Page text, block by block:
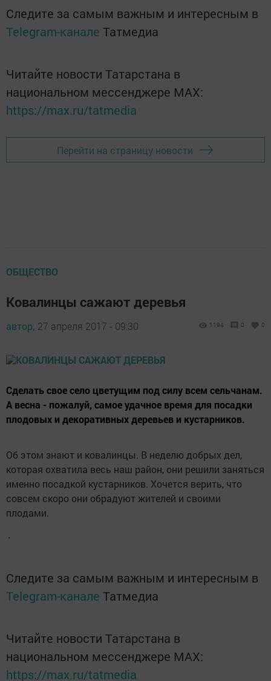
Следите за самым важным и интересным в
Telegram-канале Татмедиа
Читайте новости Татарстана в
национальном мессенджере MАХ:
https://max.ru/tatmedia
Перейти на страницу новости
ОБЩЕСТВО
Ковалинцы сажают деревья
автор, 27 апреля 2017 - 09:30 1194 0 0
Сделать свое село цветущим под силу всем сельчанам.
А весна - пожалуй, самое удачное время для посадки
плодовых и декоративных деревьев и кустарников.
Об этом знают и ковалинцы. В неделю добрых дел,
которая охватила весь наш район, они решили заняться
именно посадкой кустарников. Хочется верить, что
совсем скоро они обрадуют жителей и своими
плодами.
Следите за самым важным и интересным в
Telegram-канале Татмедиа
Читайте новости Татарстана в
национальном мессенджере MАХ:
https://max.ru/tatmedia